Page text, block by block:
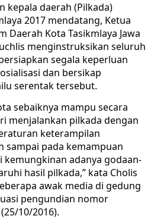
kepala daerah (Pilkada)
2017 mendatang, Ketua
Daerah Kota Tasikmlaya Jawa
menginstruksikan seluruh
segala keperluan
dan bersikap
serentak tersebut.
sebaiknya mampu secara
menjalankan pilkada dengan
keterampilan
sampai pada kemampuan
adanya godaan-
hasil pilkada,” kata Cholis
awak media di gedung
pengundian nomor
10/2016).